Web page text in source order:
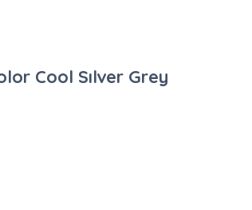
Cool Sılver Grey